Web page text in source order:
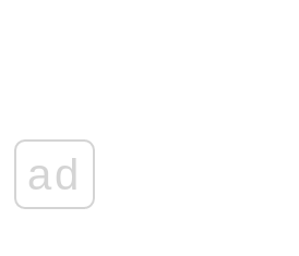
ad